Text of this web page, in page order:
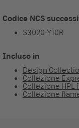
Codice NCS
S3020-Y10R
Incluso in
Design
Collezione
Collezione HPL
Collezione